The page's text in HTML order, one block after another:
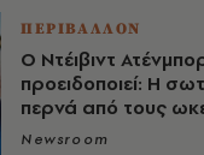
ΠΕΡΙΒΑΛΛΟΝ
Ο Ντέιβιντ
προειδοποιεί: Η
περνά από τους
Newsroom